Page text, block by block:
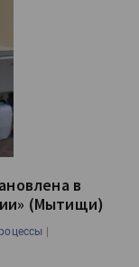
в
(Мытищи)
|